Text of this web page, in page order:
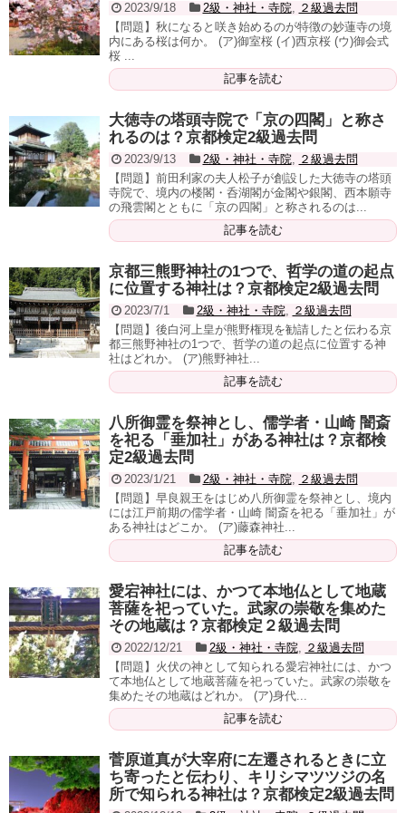
2023/9/18 2級・神社・寺院, ２級過去問
【問題】秋になると咲き始めるのが特徴の妙蓮寺の境
内にある桜は何か。 (ア)御室桜 (イ)西京桜 (ウ)御会式
桜 ...
記事を読む
大徳寺の塔頭寺院で「京の四閣」と称さ
れるのは？京都検定2級過去問
2023/9/13 2級・神社・寺院, ２級過去問
【問題】前田利家の夫人松子が創設した大徳寺の塔頭
寺院で、境内の楼閣・呑湖閣が金閣や銀閣、西本願寺
の飛雲閣とともに「京の四閣」と称されるのは...
記事を読む
京都三熊野神社の1つで、哲学の道の起点
に位置する神社は？京都検定2級過去問
2023/7/1 2級・神社・寺院, ２級過去問
【問題】後白河上皇が熊野権現を勧請したと伝わる京
都三熊野神社の1つで、哲学の道の起点に位置する神
社はどれか。 (ア)熊野神社...
記事を読む
八所御霊を祭神とし、儒学者・山崎 闇斎
を祀る「垂加社」がある神社は？京都検
定2級過去問
2023/1/21 2級・神社・寺院, ２級過去問
【問題】早良親王をはじめ八所御霊を祭神とし、境内
には江戸前期の儒学者・山崎 闇斎を祀る「垂加社」が
ある神社はどこか。 (ア)藤森神社...
記事を読む
愛宕神社には、かつて本地仏として地蔵
菩薩を祀っていた。武家の崇敬を集めた
その地蔵は？京都検定２級過去問
2022/12/21 2級・神社・寺院, ２級過去問
【問題】火伏の神として知られる愛宕神社には、かつ
て本地仏として地蔵菩薩を祀っていた。武家の崇敬を
集めたその地蔵はどれか。 (ア)身代...
記事を読む
菅原道真が大宰府に左遷されるときに立
ち寄ったと伝わり、キリシマツツジの名
所で知られる神社は？京都検定2級過去問